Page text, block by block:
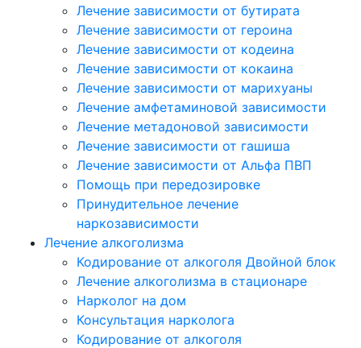
Лечение зависимости от бутирата
Лечение зависимости от героина
Лечение зависимости от кодеина
Лечение зависимости от кокаина
Лечение зависимости от марихуаны
Лечение амфетаминовой зависимости
Лечение метадоновой зависимости
Лечение зависимости от гашиша
Лечение зависимости от Альфа ПВП
Помощь при передозировке
Принудительное лечение
наркозависимости
Лечение алкоголизма
Кодирование от алкоголя Двойной блок
Лечение алкоголизма в стационаре
Нарколог на дом
Консультация нарколога
Кодирование от алкоголя